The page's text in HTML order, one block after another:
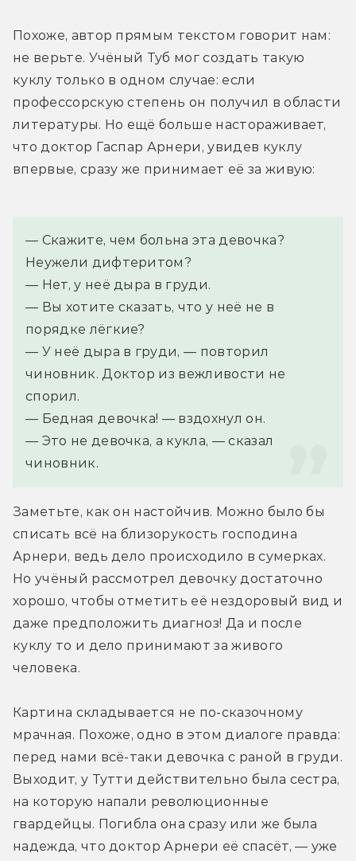
Похоже, автор прямым текстом говорит нам:
не верьте. Учёный Туб мог создать такую
куклу только в одном случае: если
профессорскую степень он получил в области
литературы. Но ещё больше настораживает,
что доктор Гаспар Арнери, увидев куклу
впервые, сразу же принимает её за живую:
— Скажите, чем больна эта девочка?
Неужели дифтеритом?
— Нет, у неё дыра в груди.
— Вы хотите сказать, что у неё не в
порядке лёгкие?
— У неё дыра в груди, — повторил
чиновник. Доктор из вежливости не
спорил.
— Бедная девочка! — вздохнул он.
— Это не девочка, а кукла, — сказал
чиновник.
Заметьте, как он настойчив. Можно было бы
списать всё на близорукость господина
Арнери, ведь дело происходило в сумерках.
Но учёный рассмотрел девочку достаточно
хорошо, чтобы отметить её нездоровый вид и
даже предположить диагноз! Да и после
куклу то и дело принимают за живого
человека.
Картина складывается не по-сказочному
мрачная. Похоже, одно в этом диалоге правда:
перед нами всё-таки девочка с раной в груди.
Выходит, у Тутти действительно была сестра,
на которую напали революционные
гвардейцы. Погибла она сразу или же была
надежда, что доктор Арнери её спасёт, — уже